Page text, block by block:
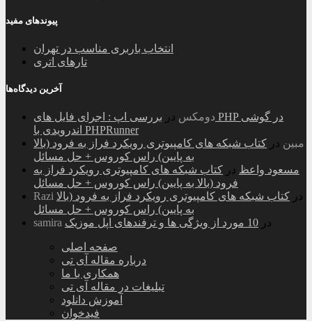
پیوندهای مفید
انتخاب باربری مناسب در تهران
تارهای اتری
آخرین دیدگاه‌ها
دومکس در بررسی اپ : اجرای فایل های PHP در گوشی
اندرویدی با PHPRunner
مبین در کتاب شبکه های کامپیوتری رویکرد فراز به فرود (بالا
به پایین) راس کوروس + حل مسائل
مسعود واعظ در کتاب شبکه های کامپیوتری رویکرد فراز به
فرود (بالا به پایین) راس کوروس + حل مسائل
Razi
در کتاب شبکه های کامپیوتری رویکرد فراز به فرود (بالا
به پایین) راس کوروس + حل مسائل
samira
در 10 مورد از ویژگی ها و ترفندهای اپل موزیک
صفحه اصلی
درباره مقاله آی تی
همکاری با ما
تبلیغات در مقاله آی تی
آموزش دانلود
فیدخوان